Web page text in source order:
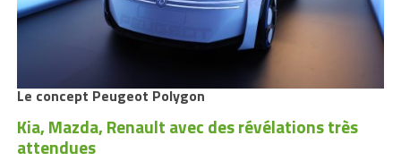
Le concept Peugeot Polygon
Kia, Mazda, Renault avec des révélations très
attendues